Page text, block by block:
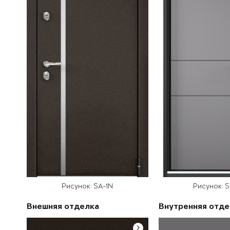
Рисунок: SA-1N
Внешняя отделка
Рисунок:
Внутренняя